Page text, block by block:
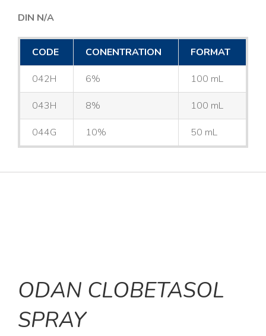
DIN N/A
CODE CONENTRATION FORMAT
042H 6% 100 mL
043H 8% 100 mL
044G 10% 50 mL
ODAN CLOBETASOL
SPRAY